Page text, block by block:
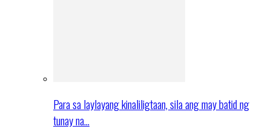
Para sa laylayang kinaliligtaan, sila ang may batid ng
tunay na…